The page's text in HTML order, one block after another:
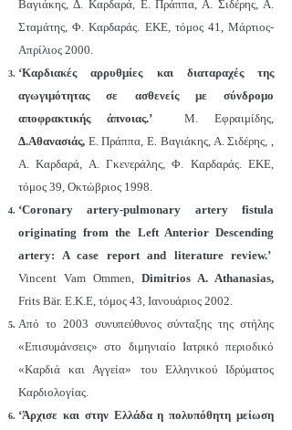
Βαγιάκης, Δ. Καρδαρά, Ε. Πράππα, Α. Σιδέρης, Α.
Σταμάτης, Φ. Καρδαράς. ΕΚΕ, τόμος 41, Μάρτιος-
Απρίλιος 2000.
‘Καρδιακές αρρυθμίες και διαταραχές της
αγωγιμότητας σε ασθενείς με σύνδρομο
αποφρακτικής άπνοιας.’Μ. Εφραιμίδης,
Δ.Αθανασιάς, Ε. Πράππα, Ε. Βαγιάκης, Α. Σιδέρης, ,
Α. Καρδαρά, Α. Γκενεράλης, Φ. Καρδαράς. ΕΚΕ,
τόμος 39, Οκτώβριος 1998.
‘Coronary artery-pulmonary artery fistula
originating from the Left Anterior Descending
artery: A case report and literature review.’
Vincent Vam Ommen, Dimitrios A. Athanasias,
Frits Bär. Ε.Κ.Ε, τόμος 43, Ιανουάριος 2002.
Από το 2003 συνυπεύθυνος σύνταξης της στήλης
«Επισυμάνσεις» στο διμηνιαίο Ιατρικό περιοδικό
«Καρδιά και Αγγεία» του Ελληνικού Ιδρύματος
Καρδιολογίας.
‘Άρχισε και στην Ελλάδα η πολυπόθητη μείωση